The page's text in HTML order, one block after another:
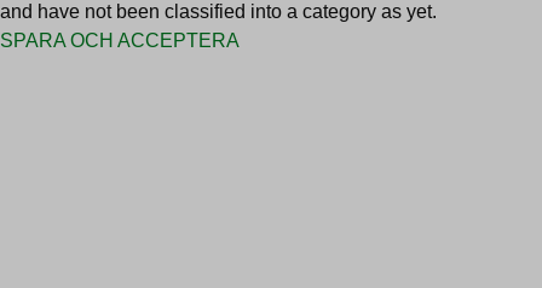
and have not been classified into a category as yet.
SPARA OCH ACCEPTERA